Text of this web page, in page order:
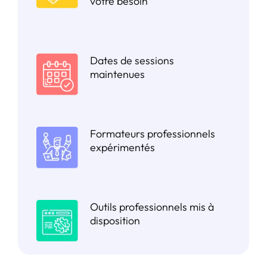
Dates de sessions
maintenues
Formateurs professionnels
expérimentés
Outils professionnels mis à
disposition